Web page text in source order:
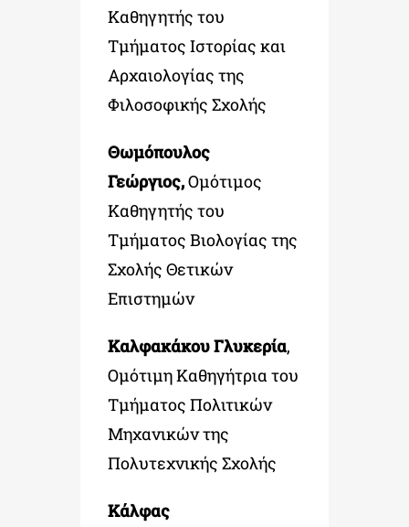
Καθηγητής του
Τμήματος Ιστορίας και
Αρχαιολογίας της
Φιλοσοφικής Σχολής
Θωμόπουλος
Γεώργιος,Ομότιμος
Καθηγητής του
Τμήματος Βιολογίας της
Σχολής Θετικών
Επιστημών
Καλφακάκου Γλυκερία,
Ομότιμη Καθηγήτρια του
Τμήματος Πολιτικών
Μηχανικών της
Πολυτεχνικής Σχολής
Κάλφας